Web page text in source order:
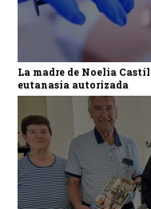
La madre de Noelia
eutanasia autorizada